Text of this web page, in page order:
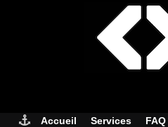
Accueil Services FAQ